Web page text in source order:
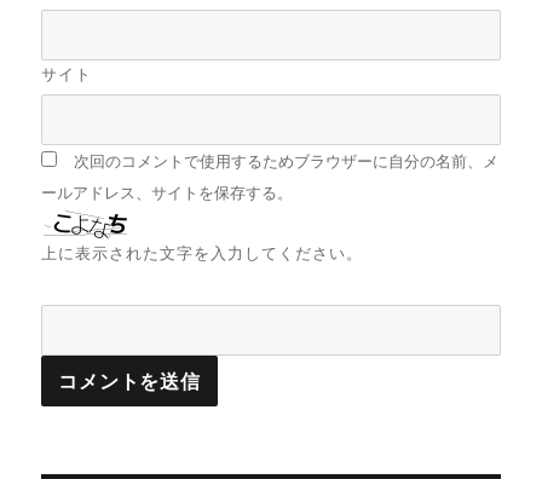
サイト
次回のコメントで使用するためブラウザーに自分の名前、メ
ールアドレス、サイトを保存する。
上に表示された文字を入力してください。